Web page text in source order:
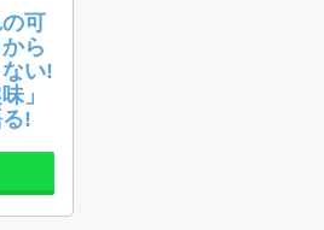
可
ら
い!
」
!